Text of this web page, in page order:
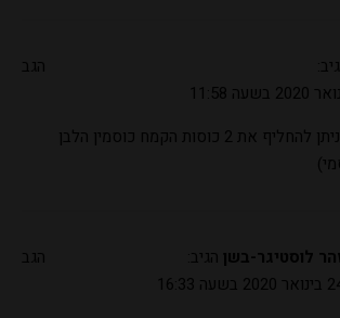
נראה מעולה , האם ניתן להחליף את 2 כוסות הקמח כוסמין הלבן
הגב
לוסטיגר-בשן הגיב:
בשעה 16:33
הגב